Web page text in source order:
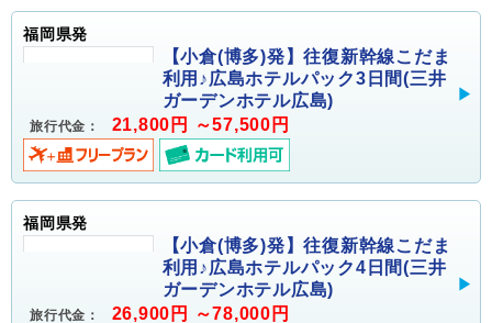
福岡県発
【小倉(博多)発】往復新幹線こだま
利用♪広島ホテルパック3日間(三井
ガーデンホテル広島)
旅行代金： 21,800円 ～57,500円
福岡県発
【小倉(博多)発】往復新幹線こだま
利用♪広島ホテルパック4日間(三井
ガーデンホテル広島)
旅行代金： 26,900円 ～78,000円